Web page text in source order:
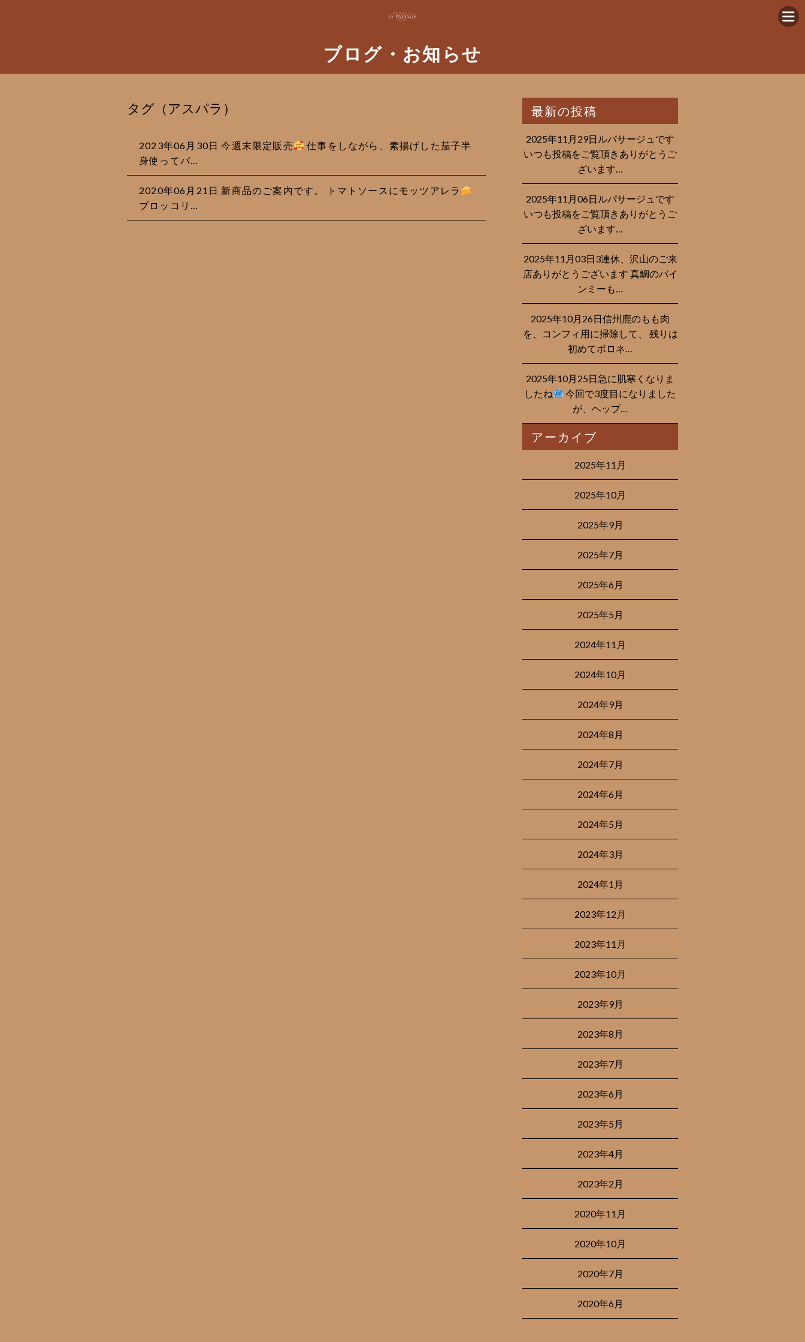
ブログ・お知らせ
タグ（アスパラ）
2023年06月30日 今週末限定販売
仕事をしながら、素揚げした茄子半
身使ってパ…
2020年06月21日 新商品のご案内です。 トマトソースにモッツアレラ
ブロッコリ…
最新の投稿
2025年11月29日ルパサージュです︎
いつも投稿をご覧頂きありがとうご
ざいます…
2025年11月06日ルパサージュです︎
いつも投稿をご覧頂きありがとうご
ざいます…
2025年11月03日3連休、沢山のご来
店ありがとうございます 真鯛のバイ
ンミーも…
2025年10月26日信州鹿のもも肉
を、コンフィ用に掃除して、 残りは
初めてボロネ…
2025年10月25日急に肌寒くなりま
したね
今回で3度目になりました
が、ヘップ…
アーカイブ
2025年11月
2025年10月
2025年9月
2025年7月
2025年6月
2025年5月
2024年11月
2024年10月
2024年9月
2024年8月
2024年7月
2024年6月
2024年5月
2024年3月
2024年1月
2023年12月
2023年11月
2023年10月
2023年9月
2023年8月
2023年7月
2023年6月
2023年5月
2023年4月
2023年2月
2020年11月
2020年10月
2020年7月
2020年6月